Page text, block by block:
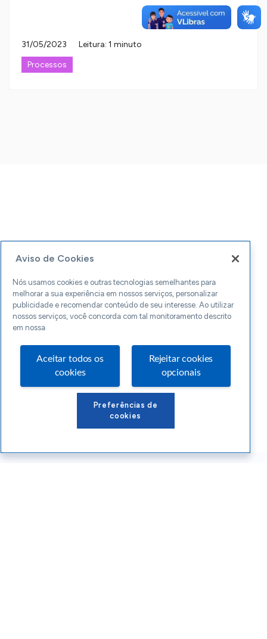
31/05/2023
Leitura: 1 minuto
Processos
Aviso de Cookies
Nós usamos cookies e outras tecnologias semelhantes para
melhorar a sua experiência em nossos serviços, personalizar
publicidade e recomendar conteúdo de seu interesse. Ao utilizar
nossos serviços, você concorda com tal monitoramento descrito
em nossa
Aceitar todos os
cookies
Rejeitar cookies
opcionais
Preferências de
cookies